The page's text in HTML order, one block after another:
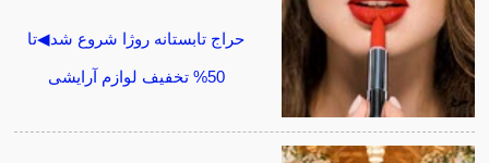
حراج تابستانه روژا شروع شد◀تا
50% تخفیف لوازم آرایشی